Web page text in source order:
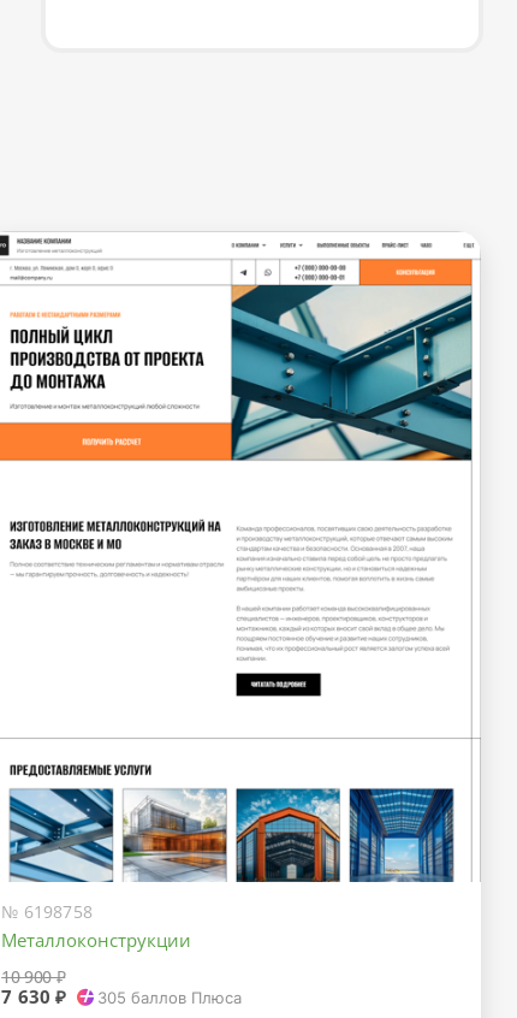
№ 6198758
Металлоконструкции
10 900 ₽
7 630 ₽ 305 баллов Плюса